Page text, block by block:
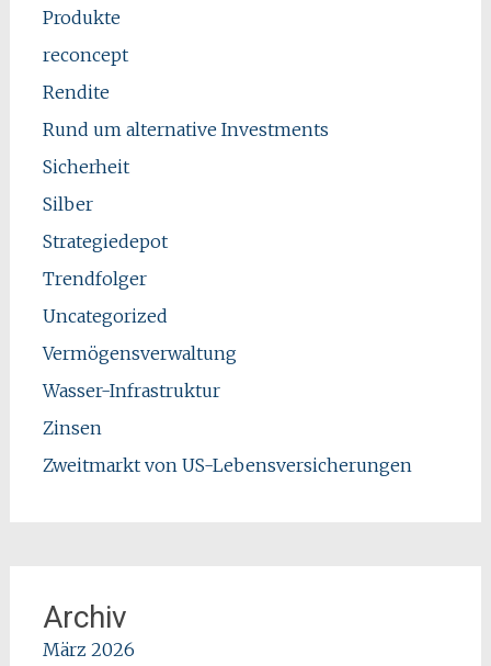
Produkte
reconcept
Rendite
Rund um alternative Investments
Sicherheit
Silber
Strategiedepot
Trendfolger
Uncategorized
Vermögensverwaltung
Wasser-Infrastruktur
Zinsen
Zweitmarkt von US-Lebensversicherungen
Archiv
März 2026